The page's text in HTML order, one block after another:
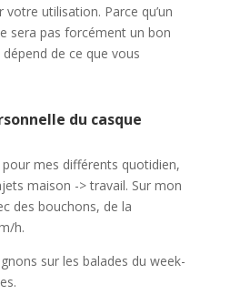
utilisation. Parce qu’un
sera pas forcément un bon
de ce que vous
du casque
pour mes différents quotidien,
maison -> travail. Sur mon
des bouchons, de la
h.
sur les balades du week-